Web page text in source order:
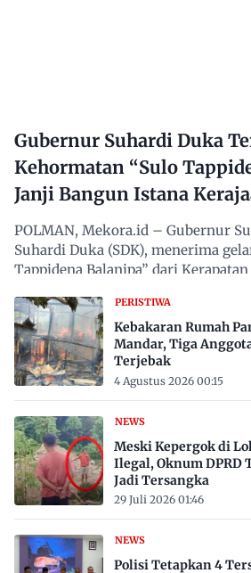
Gubernur Suhardi Duka
Kehormatan “Sulo
Janji Bangun Istana
POLMAN, Mekora.id – Gubernur
Suhardi Duka (SDK), menerima
Tappidena Balanipa” dari
PERISTIWA
Kebakaran Rumah
Mandar, Tiga
Terjebak
4 Agustus 2026 00:15
NEWS
Meski Kepergok di
Ilegal, Oknum DPRD
Jadi Tersangka
29 Juli 2026 01:46
NEWS
Polisi Tetapkan 4